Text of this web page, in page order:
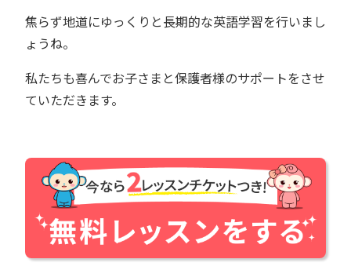
焦らず地道にゆっくりと長期的な英語学習を行いまし
ょうね。
私たちも喜んでお子さまと保護者様のサポートをさせ
ていただきます。